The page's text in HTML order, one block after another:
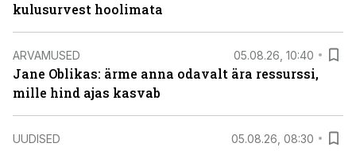
kulusurvest hoolimata
ARVAMUSED 05.08.26, 10:40
Jane Oblikas: ärme anna odavalt ära ressurssi,
mille hind ajas kasvab
UUDISED 05.08.26, 08:30